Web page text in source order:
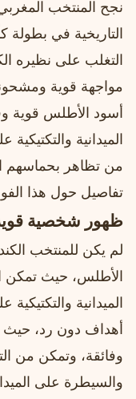
نجح المنتخب
التغلب على نظيره
مواجهة قوية
أسود الأطلس قوية
الميدانية
من تظاهر بحماسهم
تفاصيل حول هذا
ظهور شخصية
لم يكن للمنتخب
الأطلس، حيث
الميدانية
أهداف دون رد، حيث
وفائقة، وتمكن من
والسيطرة على